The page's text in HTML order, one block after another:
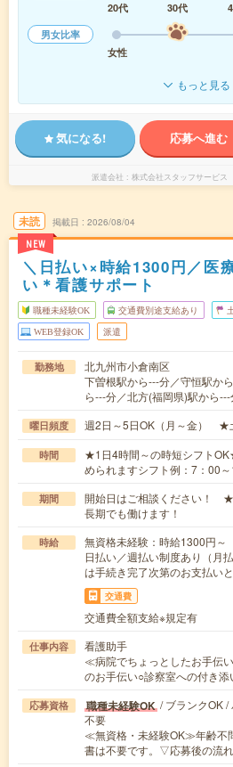
20代
30代
男女比率
女性
もっと見る
気になる! 応募へ進む
派遣会社 株式会社スタッフサービ
未読
NEW
掲載日 2026/08/04
＼日払い×時給1300円／医
い＊看護サポート
職種未経験OK 交通費別途支給あり
WEB登録OK 派遣
勤務地
北九州市小倉南区
下曽根駅から---分／守恒駅か
ら---分／北方(福岡県)駅から
曜日頻度 週2日～5日OK（月～金） ★
時間
★1日4時間～の時短シフト
められますシフト例：7：00
期間
開始日はご相談ください！
長期でも働けます！
時給
無資格未経験：時給1300円
日払い／週払い制度あり（月
は手続き完了次第のお支払いと
交通費
交通費全額支給※規定有
仕事内容
看護助手
≪病院でちょっとしたお手伝
のお手伝い○診察室への付き
応募資格 職種未経験OK / ブランクOK /
不要
≪無資格・未経験OK≫年齢
書は不要です。▽応募後の流